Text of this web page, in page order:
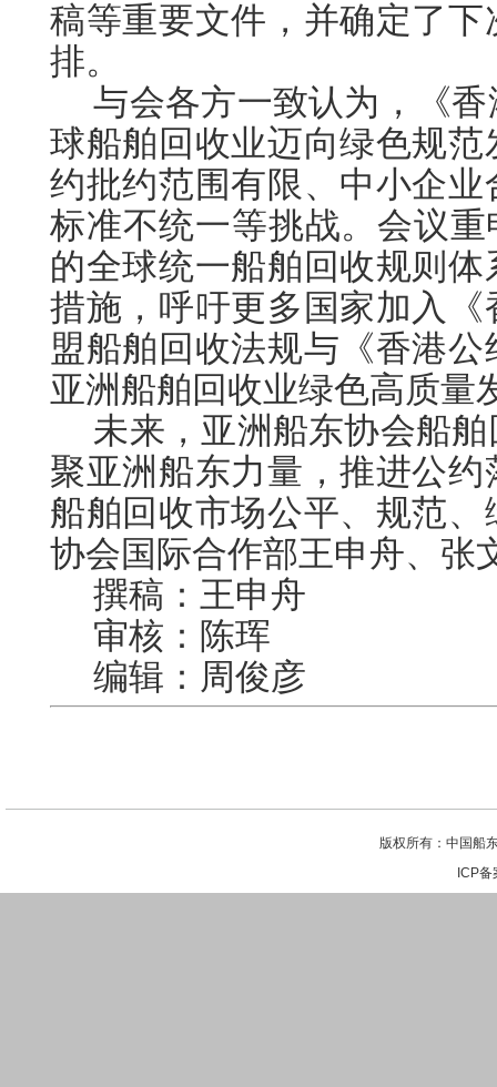
稿等重要文件，并确定了
排。
与会各方一致认为，《
球船舶回收业迈向绿色规
约批约范围有限、中小企
标准不统一等挑战。会议重
的全球统一船舶回收规则
措施，呼吁更多国家加入
盟船舶回收法规与《香港
亚洲船舶回收业绿色高质量
未来，亚洲船东协会船
聚亚洲船东力量，推进公
船舶回收市场公平、规范
协会国际合作部王申舟、张
撰稿：王申舟
审核：陈珲
编辑：周俊彦
版权所有：中国船
ICP